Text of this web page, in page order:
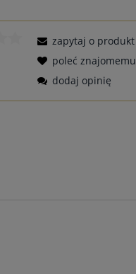
zapytaj o produkt
poleć znajomemu
dodaj opinię